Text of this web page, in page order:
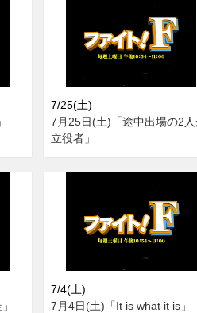
7/25(土)
7月25日(土)「途中出場の2
立役者」
7/4(土)
7月4日(土)「It is what it is」